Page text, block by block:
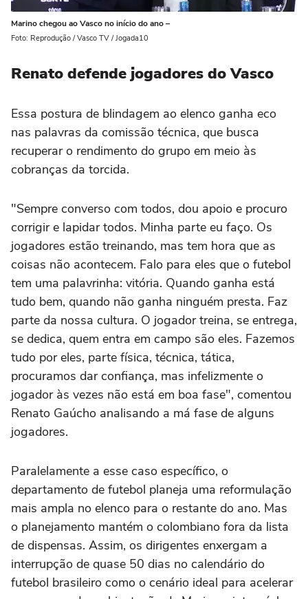
Marino chegou ao Vasco no início do ano –
Foto: Reprodução / Vasco TV / Jogada10
Renato defende jogadores do Vasco
Essa postura de blindagem ao elenco ganha eco
nas palavras da comissão técnica, que busca
recuperar o rendimento do grupo em meio às
cobranças da torcida.
"Sempre converso com todos, dou apoio e procuro
corrigir e lapidar todos. Minha parte eu faço. Os
jogadores estão treinando, mas tem hora que as
coisas não acontecem. Falo para eles que o futebol
tem uma palavrinha: vitória. Quando ganha está
tudo bem, quando não ganha ninguém presta. Faz
parte da nossa cultura. O jogador treina, se entrega,
se dedica, quem entra em campo são eles. Fazemos
tudo por eles, parte física, técnica, tática,
procuramos dar confiança, mas infelizmente o
jogador às vezes não está em boa fase", comentou
Renato Gaúcho analisando a má fase de alguns
jogadores.
Paralelamente a esse caso específico, o
departamento de futebol planeja uma reformulação
mais ampla no elenco para o restante do ano. Mas
o planejamento mantém o colombiano fora da lista
de dispensas. Assim, os dirigentes enxergam a
interrupção de quase 50 dias no calendário do
futebol brasileiro como o cenário ideal para acelerar